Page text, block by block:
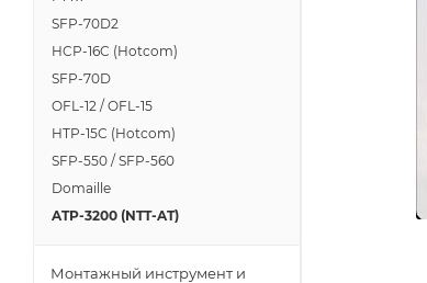
SFP-70D2
HCP-16C (Hotcom)
SFP-70D
OFL-12 / OFL-15
HTP-15C (Hotcom)
SFP-550 / SFP-560
Domaille
ATP-3200 (NTT-AT)
Монтажный инструмент и